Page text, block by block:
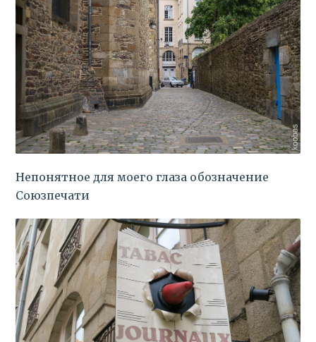
Непонятное для моего глаза обозначение
Союзпечати